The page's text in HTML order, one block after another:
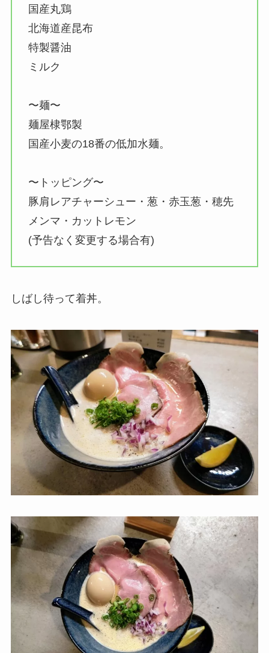
国産丸鶏
北海道産昆布
特製醤油
ミルク
〜麺〜
麺屋棣鄂製
国産小麦の18番の低加水麺。
〜トッピング〜
豚肩レアチャーシュー・葱・赤玉葱・穂先
メンマ・カットレモン
(予告なく変更する場合有)
しばし待って着丼。